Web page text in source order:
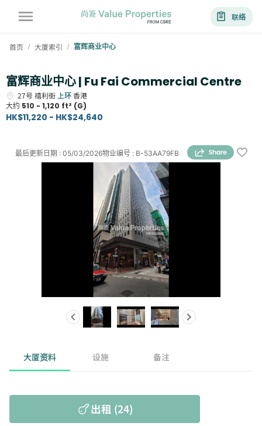
联络
首页 / 大厦索引 / 富辉商业中心
富辉商业中心 | Fu Fai Commercial Centre
27号 禧利街 上环香港
大约 510 - 1,120 ft² (G)
HK$11,220 - HK$24,640
物业编号 : B-53AA79FB
最后更新日期 : 05/03/2026
大厦资料 设施 备注
出租 (24)